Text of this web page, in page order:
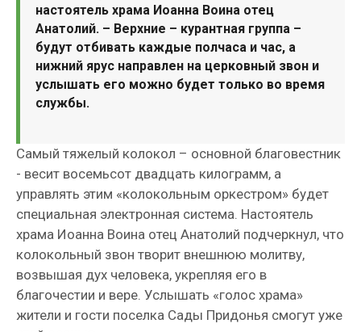
настоятель храма Иоанна Воина отец
Анатолий. – Верхние – курантная группа –
будут отбивать каждые полчаса и час, а
нижний ярус направлен на церковный звон и
услышать его можно будет только во время
службы.
Самый тяжелый колокол – основной благовестник
- весит восемьсот двадцать килограмм, а
управлять этим «колокольным оркестром» будет
специальная электронная система. Настоятель
храма Иоанна Воина отец Анатолий подчеркнул, что
колокольный звон творит внешнюю молитву,
возвышая дух человека, укрепляя его в
благочестии и вере. Услышать «голос храма»
жители и гости поселка Сады Придонья смогут уже